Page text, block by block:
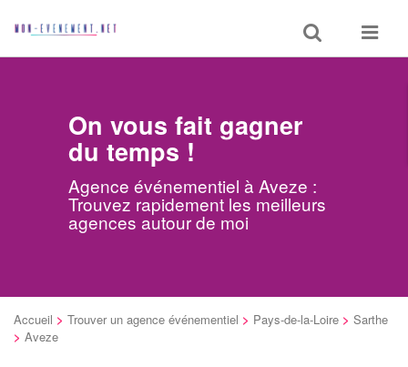
Toggle
search
Toggle
On vous fait gagner
du temps !
Agence événementiel à Aveze :
Trouvez rapidement les meilleurs
agences autour de moi
Accueil > Trouver un agence événementiel > Pays-de-la-Loire > Sarthe
> Aveze